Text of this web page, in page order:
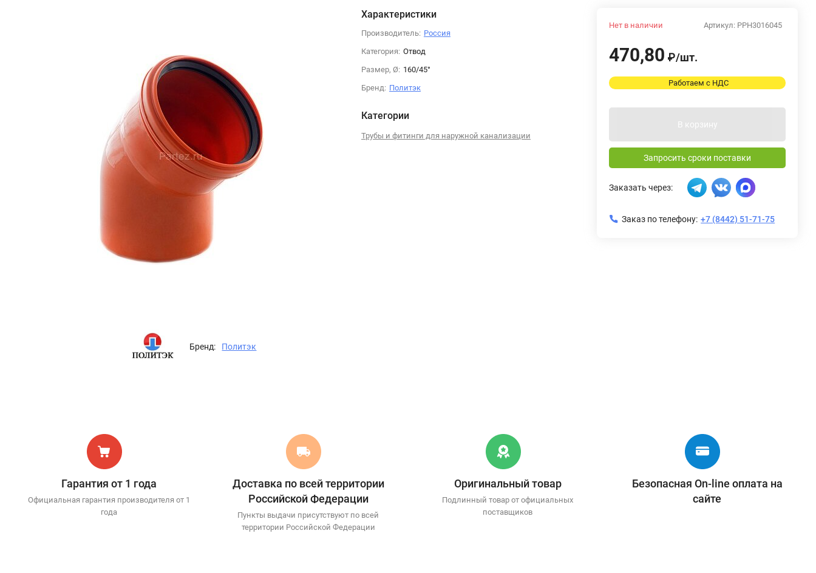
Бренд: Политэк
Характеристики
Производитель: Россия
Категория: Отвод
Размер, Ø: 160/45°
Бренд: Политэк
Категории
Трубы и фитинги для наружной канализации
Артикул: PPH3016045
Нет в наличии
470,80 ₽/шт.
Работаем с НДС
В корзину
Запросить сроки поставки
Заказать через:
Заказ по телефону: +7 (8442) 51-71-75
Гарантия от 1 года
Официальная гарантия производителя от 1
года
Доставка по всей территории
Российской Федерации
Пункты выдачи присутствуют по всей
территории Российской Федерации
Оригинальный товар
Подлинный товар от официальных
поставщиков
Безопасная On-line оплата на
сайте